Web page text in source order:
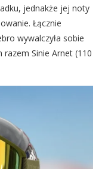
jednakże jej noty
Łącznie
wywalczyła sobie
razem Sinie Arnet (110